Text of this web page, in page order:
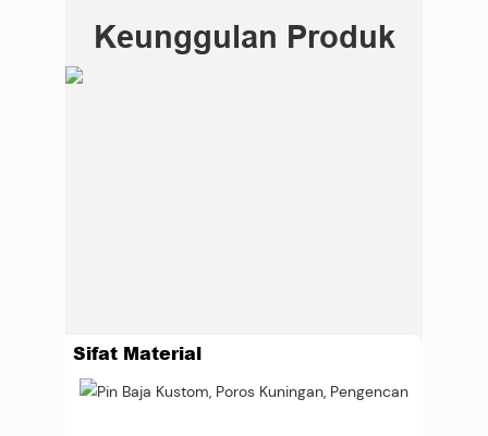
Keunggulan Produk
Sifat Material